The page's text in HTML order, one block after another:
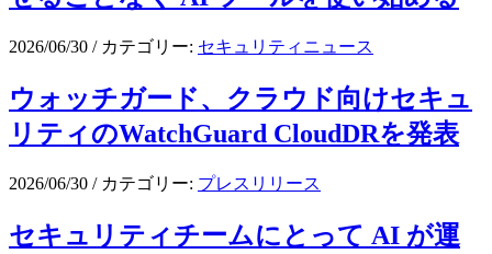
2026/06/30 / カテゴリー: セキュリティニュース
ウォッチガード、クラウド向けセキュ
リティのWatchGuard CloudDRを発表
2026/06/30 / カテゴリー: プレスリリース
セキュリティチームにとって AI が運